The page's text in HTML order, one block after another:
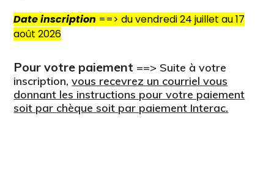
Date inscription ==> du vendredi 24 juillet au 17
août 2026
Pour votre paiement ==> Suite à votre
inscription,vous recevrez un courriel vous
donnant les instructions pour votre paiement
soit par chèque soit par paiement Interac.